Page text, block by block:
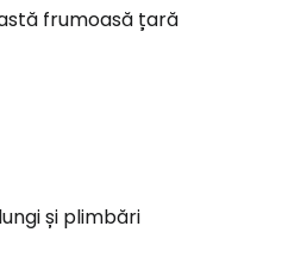
frumoasă țară
și plimbări